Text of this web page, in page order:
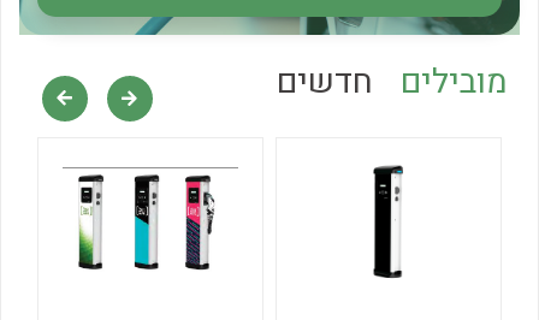
לכל מוצרי היצרןמובילים חדשים